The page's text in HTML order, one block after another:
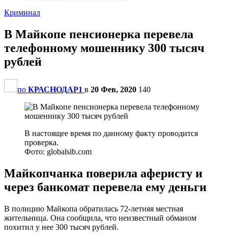
Криминал
В Майкопе пенсионерка перевела
телефонному мошеннику 300 тысяч
рублей
по КРАСНОДАР1 в 20 Фев, 2020 140
В настоящее время по данному факту проводится
проверка.
Фото: globalsib.com
Майкопчанка поверила аферисту и
через банкомат перевела ему деньги
В полицию Майкопа обратилась 72-летняя местная
жительница. Она сообщила, что неизвестный обманом
похитил у нее 300 тысяч рублей.